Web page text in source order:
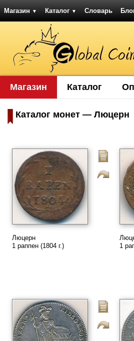
Магазин ▼ Каталог ▼ Словарь
Магазин Каталог
Каталог монет — Люцерн
Люцерн
1 раппен (1804 г.)
1